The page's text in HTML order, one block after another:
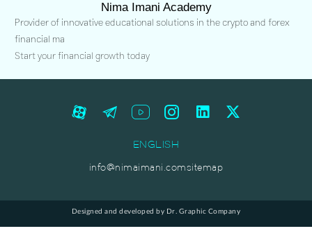
Nima Imani Academy
Provider of innovative educational solutions in the crypto and forex
financial ma
Start your financial growth today
ENGLISH
sitemap
info@nimaimani.com
Designed and developed by Dr. Graphic Company